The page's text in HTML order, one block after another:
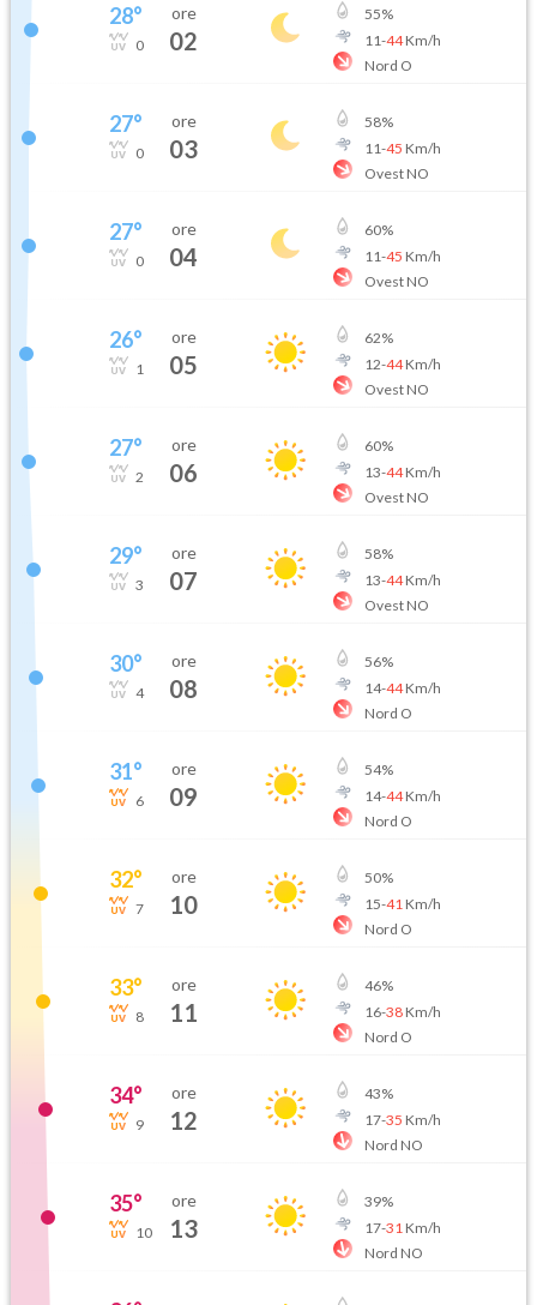
28°
0
ore
02
55%
11-44Km/h
Nord O
27°
0
ore
03
58%
11-45 Km/h
Ovest NO
27°
0
ore
04
60%
11-45 Km/h
Ovest NO
26°
1
ore
05
62%
12-44Km/h
Ovest NO
27°
2
ore
06
60%
13-44Km/h
Ovest NO
29°
3
ore
07
58%
13-44Km/h
Ovest NO
30°
4
ore
08
56%
14-44Km/h
Nord O
31°
6
ore
09
54%
14-44Km/h
Nord O
32°
7
ore
10
50%
15-41 Km/h
Nord O
33°
8
ore
11
46%
16-38Km/h
Nord O
34°
9
ore
12
43%
17-35 Km/h
Nord NO
35°
10
ore
13
39%
17-31 Km/h
Nord NO